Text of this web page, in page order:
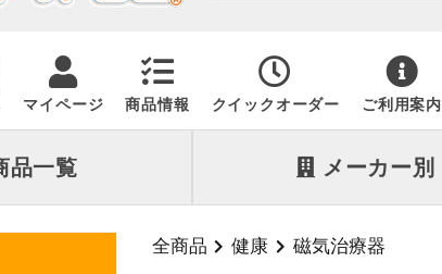
マイページ 商品情報 クイックオーダー ご利用案内
品一覧 メーカー別
全商品 健康 磁気治療器